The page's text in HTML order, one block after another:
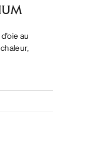
au